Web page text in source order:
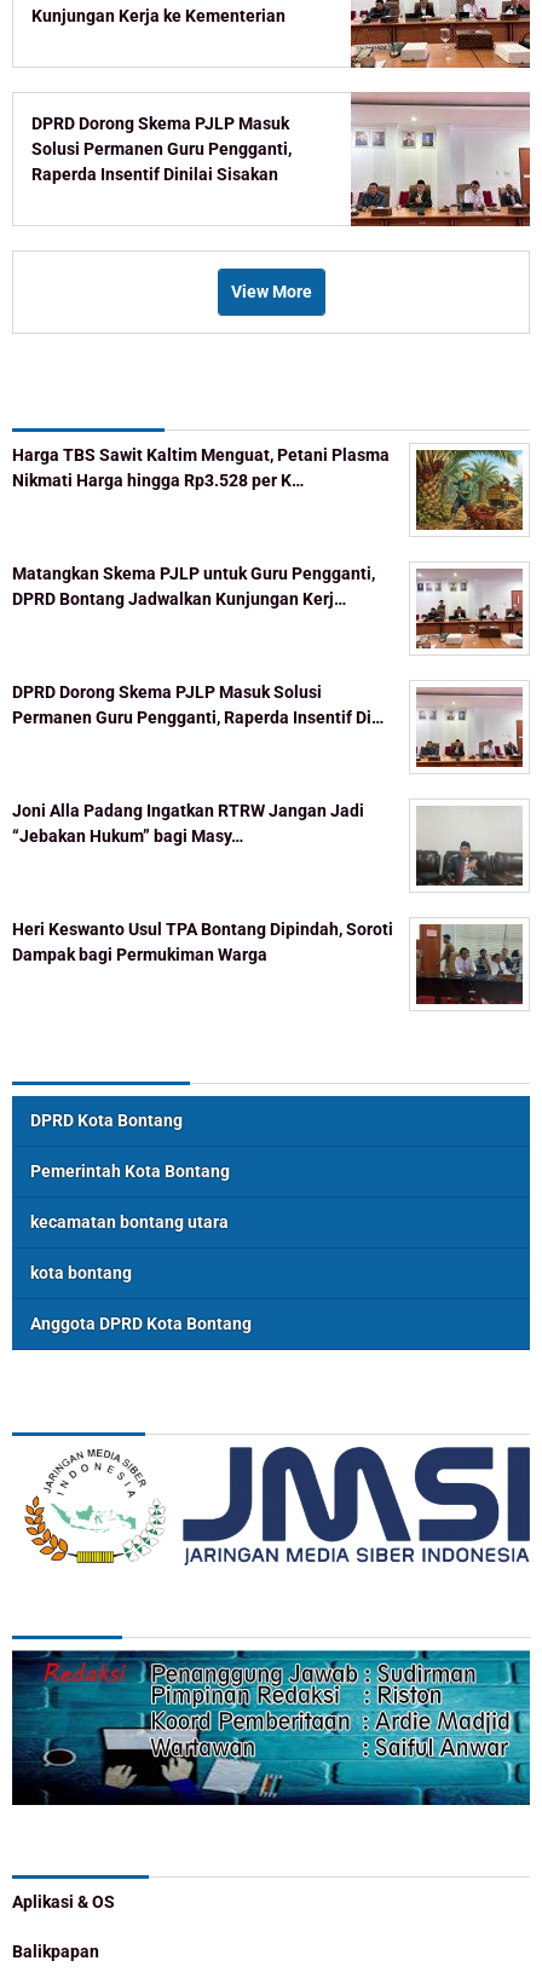
Kunjungan Kerja ke Kementerian
DPRD Dorong Skema PJLP Masuk
Solusi Permanen Guru Pengganti,
Raperda Insentif Dinilai Sisakan
View More
Harga TBS Sawit Kaltim Menguat, Petani Plasma
Nikmati Harga hingga Rp3.528 per K…
Matangkan Skema PJLP untuk Guru Pengganti,
DPRD Bontang Jadwalkan Kunjungan Kerj…
DPRD Dorong Skema PJLP Masuk Solusi
Permanen Guru Pengganti, Raperda Insentif Di…
Joni Alla Padang Ingatkan RTRW Jangan Jadi
“Jebakan Hukum” bagi Masy…
Heri Keswanto Usul TPA Bontang Dipindah, Soroti
Dampak bagi Permukiman Warga
DPRD Kota Bontang
Pemerintah Kota Bontang
kecamatan bontang utara
kota bontang
Anggota DPRD Kota Bontang
Aplikasi & OS
Balikpapan